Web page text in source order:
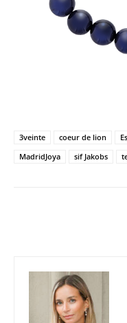
3veinte coeur de lion
MadridJoya
sif Jakobs